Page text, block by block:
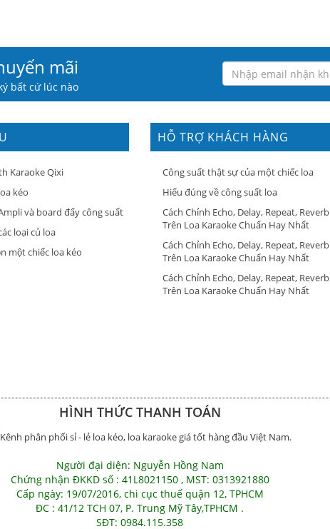
mãi
bất cứ lúc nào
Karaoke Qixi
kéo
và board đẩy công suất
loại củ loa
một chiếc loa kéo
HỖ TRỢ KHÁCH HÀNG
Công suất thật sự của một chiếc loa
Hiểu đúng về công suất loa
Cách Chỉnh Echo, Delay, Repeat, Reverb
Trên Loa Karaoke Chuẩn Hay Nhất
Cách Chỉnh Echo, Delay, Repeat, Reverb
Trên Loa Karaoke Chuẩn Hay Nhất
Cách Chỉnh Echo, Delay, Repeat, Reverb
Trên Loa Karaoke Chuẩn Hay Nhất
HÌNH THỨC THANH TOÁN
Người đại diện: Nguyễn Hồng Nam
Chứng nhận ĐKKD số : 41L8021150 , MST: 0313921880
Cấp ngày: 19/07/2016, chi cục thuế quận 12, TPHCM
ĐC : 41/12 TCH 07, P. Trung Mỹ Tây,TPHCM .
SĐT: 0984.115.358